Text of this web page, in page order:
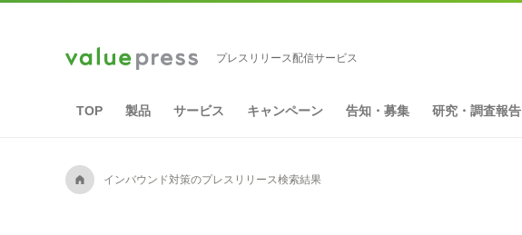
プレスリリース配信サービス
TOP 製品 サービス キャンペーン 告知・募集 研究・調査報告
A インバウンド対策のプレスリリース検索結果